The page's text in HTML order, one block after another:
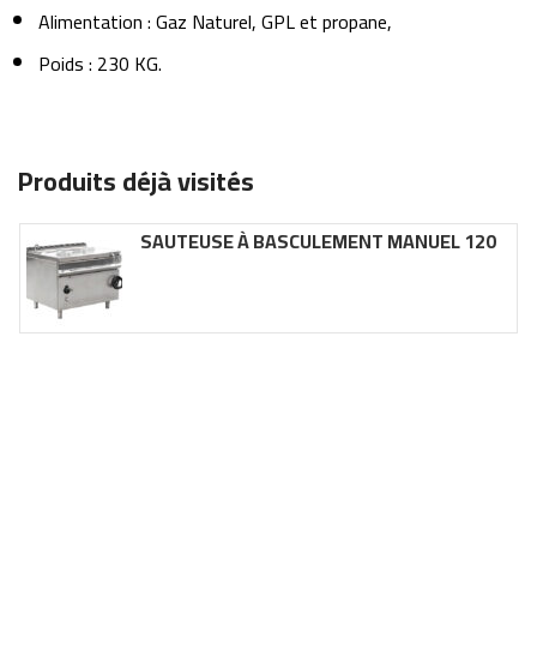
Alimentation : Gaz Naturel, GPL et propane,
Poids : 230 KG.
Produits déjà visités
SAUTEUSE À BASCULEMENT MANUEL 120